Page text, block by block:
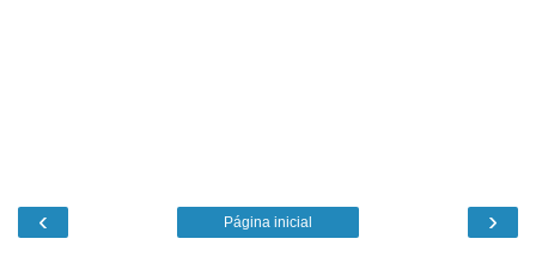
‹ ›
Página inicial